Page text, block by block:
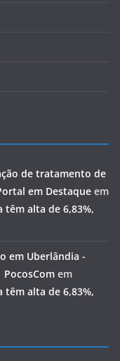
de tratamento de
em Destaque em
têm alta de 6,83%,
em Uberlândia -
em
têm alta de 6,83%,